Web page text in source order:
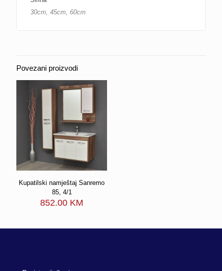
30cm, 45cm, 60cm
Povezani proizvodi
Kupatilski namještaj Sanremo
85, 4/1
852.00 KM